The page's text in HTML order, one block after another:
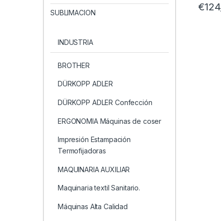
€
SUBLIMACION
INDUSTRIA
BROTHER
DÜRKOPP ADLER
DÜRKOPP ADLER Confección
ERGONOMIA Máquinas de coser
Impresión Estampación
Termofijadoras
MAQUINARIA AUXILIAR
Maquinaria textil Sanitario.
Máquinas Alta Calidad